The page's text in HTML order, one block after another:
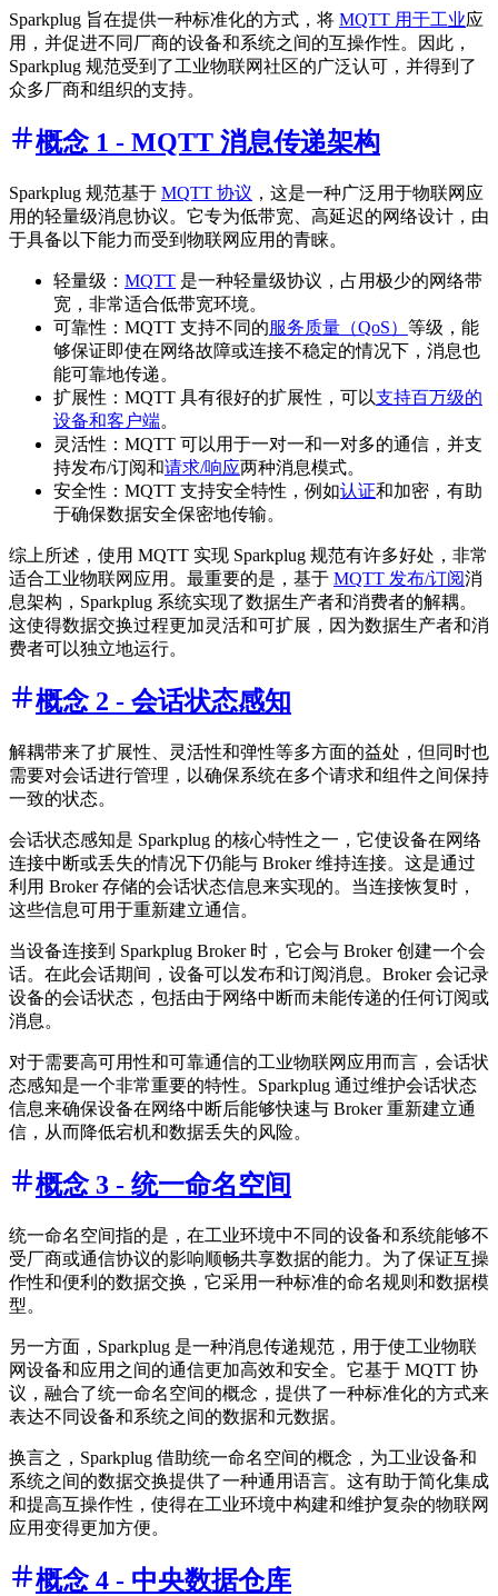
Sparkplug 旨在提供一种标准化的方式，将 MQTT 用于工业应
用，并促进不同厂商的设备和系统之间的互操作性。因此，
Sparkplug 规范受到了工业物联网社区的广泛认可，并得到了
众多厂商和组织的支持。
概念 1 - MQTT 消息传递架构
Sparkplug 规范基于 MQTT 协议 ，这是一种广泛用于物联网应
用的轻量级消息协议。它专为低带宽、高延迟的网络设计，由
于具备以下能力而受到物联网应用的青睐。
轻量级： MQTT 是一种轻量级协议，占用极少的网络带
宽，非常适合低带宽环境。
可靠性：MQTT 支持不同的服务质量（QoS） 等级，能
够保证即使在网络故障或连接不稳定的情况下，消息也
能可靠地传递。
扩展性：MQTT 具有很好的扩展性，可以支持百万级的
设备和客户端。
灵活性：MQTT 可以用于一对一和一对多的通信，并支
持发布/订阅和请求/响应两种消息模式。
安全性：MQTT 支持安全特性，例如认证和加密，有助
于确保数据安全保密地传输。
综上所述，使用 MQTT 实现 Sparkplug 规范有许多好处，非常
适合工业物联网应用。最重要的是，基于 MQTT 发布/订阅消
息架构，Sparkplug 系统实现了数据生产者和消费者的解耦。
这使得数据交换过程更加灵活和可扩展，因为数据生产者和消
费者可以独立地运行。
概念 2 - 会话状态感知
解耦带来了扩展性、灵活性和弹性等多方面的益处，但同时也
需要对会话进行管理，以确保系统在多个请求和组件之间保持
一致的状态。
会话状态感知是 Sparkplug 的核心特性之一，它使设备在网络
连接中断或丢失的情况下仍能与 Broker 维持连接。这是通过
利用 Broker 存储的会话状态信息来实现的。当连接恢复时，
这些信息可用于重新建立通信。
当设备连接到 Sparkplug Broker 时，它会与 Broker 创建一个会
话。在此会话期间，设备可以发布和订阅消息。Broker 会记录
设备的会话状态，包括由于网络中断而未能传递的任何订阅或
消息。
对于需要高可用性和可靠通信的工业物联网应用而言，会话状
态感知是一个非常重要的特性。Sparkplug 通过维护会话状态
信息来确保设备在网络中断后能够快速与 Broker 重新建立通
信，从而降低宕机和数据丢失的风险。
概念 3 - 统一命名空间
统一命名空间指的是，在工业环境中不同的设备和系统能够不
受厂商或通信协议的影响顺畅共享数据的能力。为了保证互操
作性和便利的数据交换，它采用一种标准的命名规则和数据模
型。
另一方面，Sparkplug 是一种消息传递规范，用于使工业物联
网设备和应用之间的通信更加高效和安全。它基于 MQTT 协
议，融合了统一命名空间的概念，提供了一种标准化的方式来
表达不同设备和系统之间的数据和元数据。
换言之，Sparkplug 借助统一命名空间的概念，为工业设备和
系统之间的数据交换提供了一种通用语言。这有助于简化集成
和提高互操作性，使得在工业环境中构建和维护复杂的物联网
应用变得更加方便。
概念 4 - 中央数据仓库